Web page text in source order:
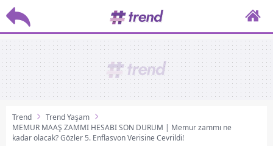
Trend
Trend Yaşam
MEMUR MAAŞ ZAMMI HESABI SON DURUM | Memur zammı ne
kadar olacak? Gözler 5. Enflasyon Verisine Çevrildi!